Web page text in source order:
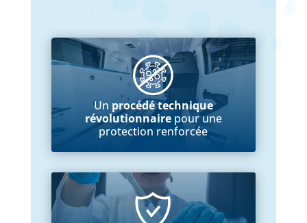
Un procédé technique
révolutionnaire pour une
protection renforcée